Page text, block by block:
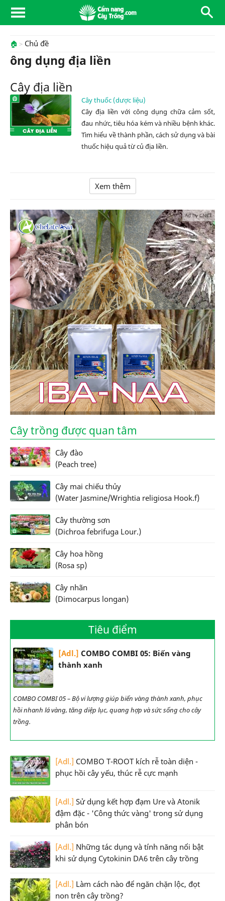
🏠 Chủ đề
ông dụng địa liền
Cây địa liền
Cây thuốc (dược liệu)
Cây địa liền với công dụng chữa cảm sốt,
đau nhức, tiêu hóa kém và nhiều bệnh khác.
Tìm hiểu về thành phần, cách sử dụng và bài
thuốc hiệu quả từ củ địa liền.
Xem thêm
Ad by CNCT
Cây trồng được quan tâm
Cây đào
(Peach tree)
Cây mai chiếu thủy
(Water Jasmine/Wrightia religiosa Hook.f)
Cây thường sơn
(Dichroa febrifuga Lour.)
Cây hoa hồng
(Rosa sp)
Cây nhãn
(Dimocarpus longan)
Tiêu điểm
[Adl.] COMBO COMBI 05: Biến vàng
thành xanh
COMBO COMBI 05 – Bộ vi lượng giúp biến vàng thành xanh, phục
hồi nhanh lá vàng, tăng diệp lục, quang hợp và sức sống cho cây
trồng.
[Adl.] COMBO T-ROOT kích rễ toàn diện -
phục hồi cây yếu, thúc rễ cực mạnh
[Adl.] Sử dụng kết hợp đạm Ure và Atonik
đậm đặc - 'Công thức vàng' trong sử dụng
phân bón
[Adl.] Những tác dụng và tính năng nổi bật
khi sử dụng Cytokinin DA6 trên cây trồng
[Adl.] Làm cách nào để ngăn chặn lộc, đọt
non trên cây trồng?